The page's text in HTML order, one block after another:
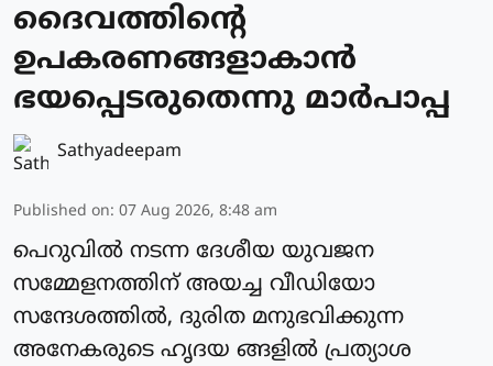
ദൈവത്തിന്റെ
ഉപകരണങ്ങളാകാന്‍
ഭയപ്പെടരുതെന്നു മാര്‍പാപ്പ
Sathyadeepam
Published on: 07 Aug 2026, 8:48 am
പെറുവില്‍ നടന്ന ദേശീയ യുവജന
സമ്മേളനത്തിന് അയച്ച വീഡിയോ
സന്ദേശത്തില്‍, ദുരിത മനുഭവിക്കുന്ന
അനേകരുടെ ഹൃദയ ങ്ങളില്‍ പ്രത്യാശ